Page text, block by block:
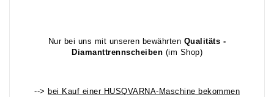
Nur bei uns mit unseren bewährten Qualitäts -
Diamanttrennscheiben (im Shop)
--> bei Kauf einer HUSQVARNA-Maschine bekommen